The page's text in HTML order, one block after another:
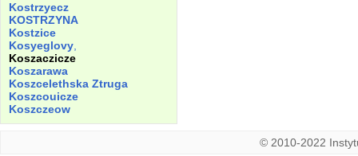
Kostrzyecz
KOSTRZYNA
Kostzice
Kosyeglovy
Koszaczicze
Koszarawa
Koszcelethska Ztruga
Koszcouicze
Koszczeow
© 2010-2022